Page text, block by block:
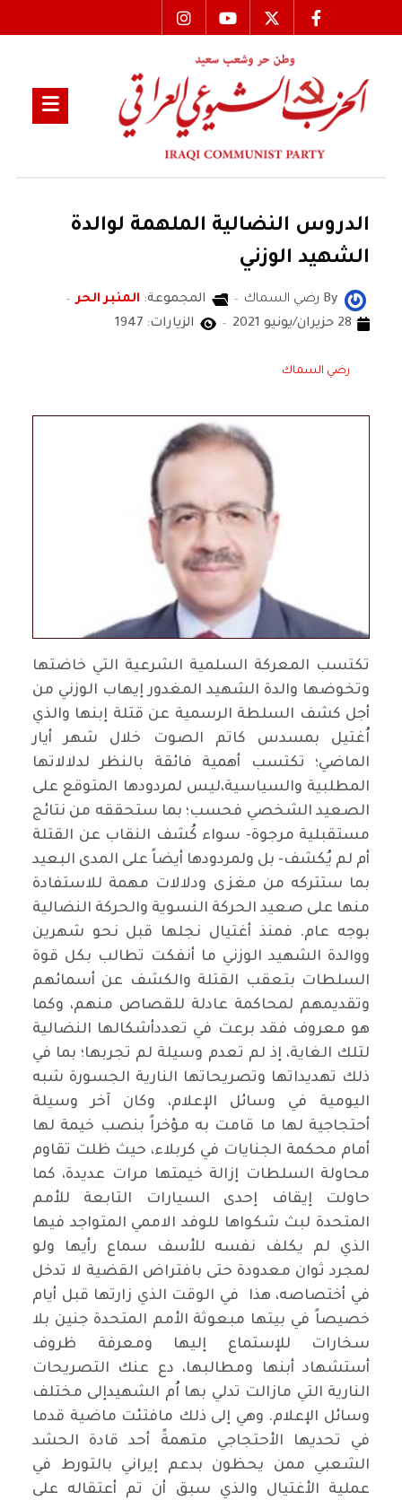
الدروس النضالية الملهمة لوالدة
الشهيد الوزني
By رضي السماك المجموعة: المنبر الحر
28 حزيران/يونيو 2021
الزيارات: 1947
رضي السماك
تكتسب المعركة السلمية الشرعية التي خاضتها
وتخوضها والدة الشهيد المغدور إيهاب الوزني من
أجل كشف السلطة الرسمية عن قتلة إبنها والذي
اُغتيل بمسدس كاتم الصوت خلال شهر أيار
الماضي؛ تكتسب أهمية فائقة بالنظر لدلالاتها
المطلبية والسياسية،ليس لمردودها المتوقع على
الصعيد الشخصي فحسب؛ بما ستحققه من نتائج
مستقبلية مرجوة- سواء كُشف النقاب عن القتلة
أم لم يُكشف- بل ولمردودها أيضاً على المدى البعيد
بما ستتركه من مغزى ودلالات مهمة للاستفادة
منها على صعيد الحركة النسوية والحركة النضالية
بوجه عام. فمنذ أغتيال نجلها قبل نحو شهرين
ووالدة الشهيد الوزني ما أنفكت تطالب بكل قوة
السلطات بتعقب القتلة والكشف عن أسمائهم
وتقديمهم لمحاكمة عادلة للقصاص منهم، وكما
هو معروف فقد برعت في تعددأشكالها النضالية
لتلك الغاية، إذ لم تعدم وسيلة لم تجربها؛ بما في
ذلك تهديداتها وتصريحاتها النارية الجسورة شبه
اليومية في وسائل الإعلام، وكان آخر وسيلة
أحتجاجية لها ما قامت به مؤخراً بنصب خيمة لها
أمام محكمة الجنايات في كربلاء، حيث ظلت تقاوم
محاولة السلطات إزالة خيمتها مرات عديدة، كما
حاولت إيقاف إحدى السيارات التابعة للأمم
المتحدة لبث شكواها للوفد الاممي المتواجد فيها
الذي لم يكلف نفسه للأسف سماع رأيها ولو
لمجرد ثوان معدودة حتى بافتراض القضية لا تدخل
في أختصاصه، هذا في الوقت الذي زارتها قبل أيام
خصيصاً في بيتها مبعوثة الأمم المتحدة جنين بلا
سخارات للإستماع إليها ومعرفة ظروف
أستشهاد أبنها ومطالبها، دع عنك التصريحات
النارية التي مازالت تدلي بها اُم الشهيدإلى مختلف
وسائل الإعلام. وهي إلى ذلك مافتئت ماضية قدما
في تحديها الأحتجاجي متهمةً أحد قادة الحشد
الشعبي ممن يحظون بدعم إيراني بالتورط في
عملية الأغتيال والذي سبق أن تم أعتقاله على